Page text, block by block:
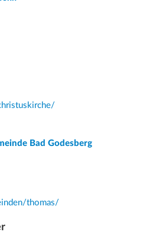
Bad Godesberg
thomas/